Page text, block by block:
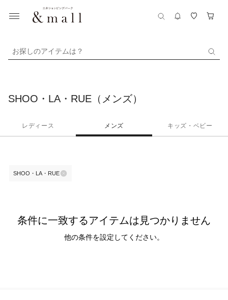
お探しのアイテムは？
SHOO・LA・RUE（メンズ）
レディース メンズ キッズ・ベビー
SHOO・LA・RUE
条件に一致するアイテムは見つかりません
他の条件を設定してください。